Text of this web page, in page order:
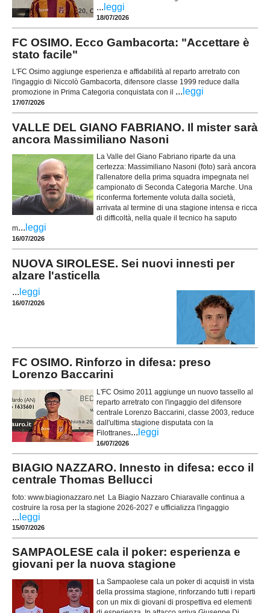
... leggi
18/07/2026
FC OSIMO. Ecco Gambacorta: "Accettare è
stato facile"
L'FC Osimo aggiunge esperienza e affidabilità al reparto arretrato con
l'ingaggio di Niccolò Gambacorta, difensore classe 1999 reduce dalla
promozione in Prima Categoria conquistata con il ... leggi
17/07/2026
VALLE DEL GIANO FABRIANO. Il mister sarà
ancora Massimiliano Nasoni
La Valle del Giano Fabriano riparte da una
certezza: Massimiliano Nasoni (foto) sarà ancora
l'allenatore della prima squadra impegnata nel
campionato di Seconda Categoria Marche. Una
riconferma fortemente voluta dalla società,
arrivata al termine di una stagione intensa e ricca
di difficoltà, nella quale il tecnico ha saputo
m... leggi
16/07/2026
NUOVA SIROLESE. Sei nuovi innesti per
alzare l'asticella
... leggi
16/07/2026
FC OSIMO. Rinforzo in difesa: preso
Lorenzo Baccarini
L'FC Osimo 2011 aggiunge un nuovo tassello al
reparto arretrato con l'ingaggio del difensore
centrale Lorenzo Baccarini, classe 2003, reduce
dall'ultima stagione disputata con la
Filottranes... leggi
16/07/2026
BIAGIO NAZZARO. Innesto in difesa: ecco il
centrale Thomas Bellucci
foto: www.biagionazzaro.net La Biagio Nazzaro Chiaravalle continua a
costruire la rosa per la stagione 2026-2027 e ufficializza l'ingaggio
... leggi
15/07/2026
SAMPAOLESE cala il poker: esperienza e
giovani per la nuova stagione
La Sampaolese cala un poker di acquisti in vista
della prossima stagione, rinforzando tutti i reparti
con un mix di giovani di prospettiva ed elementi